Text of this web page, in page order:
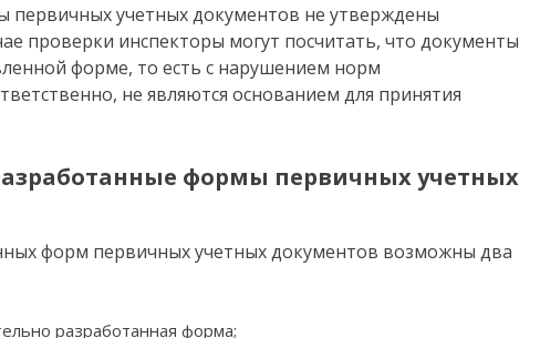
первичных учетных документов не утверждены
проверки инспекторы могут посчитать, что документы
форме, то есть с нарушением норм
не являются основанием для принятия
формы первичных учетных
форм первичных учетных документов возможны два
разработанная форма;